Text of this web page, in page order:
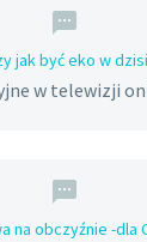
jak być eko w
w telewizji
na obczyźnie -dla